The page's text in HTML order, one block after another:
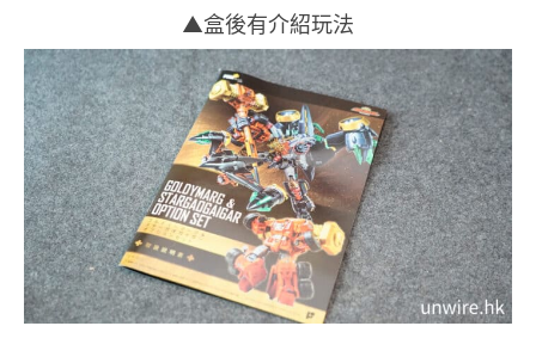
▲盒後有介紹玩法